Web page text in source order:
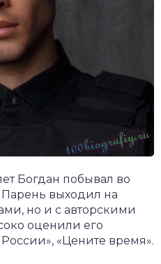
Богдан побывал во
выходил на
но и с авторскими
оценили его
«Цените время».